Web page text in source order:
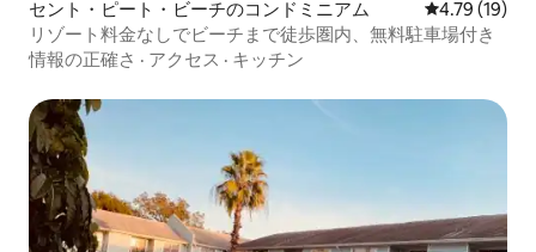
セント・ピート・ビーチのコンドミニアム レビュー19
4.79 (19)
リゾート料金なしでビーチまで徒歩圏内、無料駐車場付き
情報の正確さ · アクセス · キッチン